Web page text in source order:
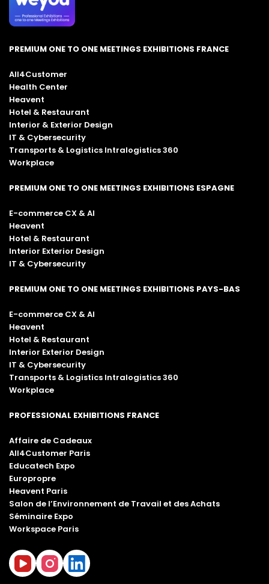
PREMIUM ONE TO ONE MEETINGS EXHIBITIONS FRANCE
All4Customer
Health Center
Heavent
Hotel & Restaurant
Interior & Exterior Design
IT & Cybersecurity
Transports & Logistics Intralogistics 360
Workplace
PREMIUM ONE TO ONE MEETINGS EXHIBITIONS ESPAGNE
E-commerce CX & AI
Heavent
Hotel & Restaurant
Interior Exterior Design
IT & Cybersecurity
PREMIUM ONE TO ONE MEETINGS EXHIBITIONS PAYS-BAS
E-commerce CX & AI
Heavent
Hotel & Restaurant
Interior Exterior Design
IT & Cybersecurity
Transports & Logistics Intralogistics 360
Workplace
PROFESSIONAL EXHIBITIONS FRANCE
Affaire de Cadeaux
All4Customer Paris
Educatech Expo
Europropre
Heavent Paris
Salon de l’Environnement de Travail et des Achats
Séminaire Expo
Workspace Paris